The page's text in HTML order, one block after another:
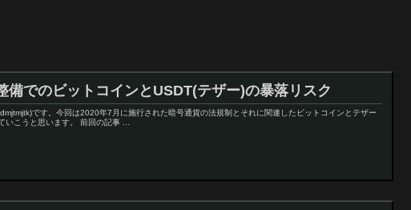
備でのビットコインとUSDT(テザー)の暴落リスク
です。今回は2020年7月に施行された暗号通貨の法規制とそれに関連したビットコインとテザー
いこうと思います。 前回の記事 ...